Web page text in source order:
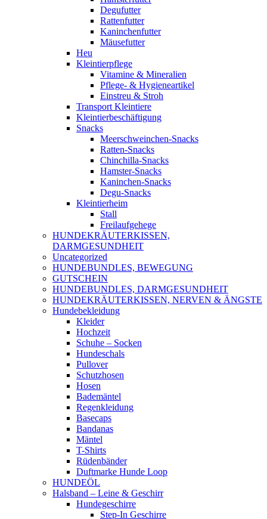
Degufutter
Rattenfutter
Kaninchenfutter
Mäusefutter
Heu
Kleintierpflege
Vitamine & Mineralien
Pflege- & Hygieneartikel
Einstreu & Stroh
Transport Kleintiere
Kleintierbeschäftigung
Snacks
Meerschweinchen-Snacks
Ratten-Snacks
Chinchilla-Snacks
Hamster-Snacks
Kaninchen-Snacks
Degu-Snacks
Kleintierheim
Stall
Freilaufgehege
HUNDEKRÄUTERKISSEN,
DARMGESUNDHEIT
Uncategorized
HUNDEBUNDLES, BEWEGUNG
GUTSCHEIN
HUNDEBUNDLES, DARMGESUNDHEIT
HUNDEKRÄUTERKISSEN, NERVEN & ÄNGSTE
Hundebekleidung
Kleider
Hochzeit
Schuhe – Socken
Hundeschals
Pullover
Schutzhosen
Hosen
Bademäntel
Regenkleidung
Basecaps
Bandanas
Mäntel
T-Shirts
Rüdenbänder
Duftmarke Hunde Loop
HUNDEÖL
Halsband – Leine & Geschirr
Hundegeschirre
Step-In Geschirre